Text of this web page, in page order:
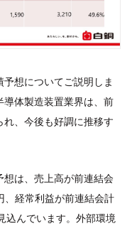
想についてご説明しま
体製造装置業界は、前
、今後も好調に推移す
は、売上高が前連結会
経常利益が前連結会計
込んでいます。外部環境